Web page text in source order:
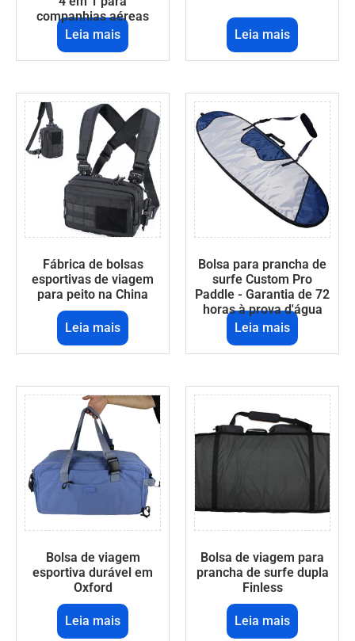
companhias aéreas
Leia mais
Leia mais
Fábrica de bolsas
esportivas de viagem
para peito na China
Leia mais
Bolsa para prancha de
surfe Custom Pro
Paddle - Garantia de 72
horas à prova d'água
Leia mais
Bolsa de viagem
esportiva durável em
Oxford
Leia mais
Bolsa de viagem para
prancha de surfe dupla
Finless
Leia mais